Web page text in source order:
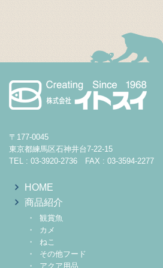
〒177-0045
東京都練馬区石神井台7-22-15
TEL : 03-3920-2736 FAX : 03-3594-2277
HOME
商品紹介
観賞魚
カメ
ねこ
その他フード
アクア用品